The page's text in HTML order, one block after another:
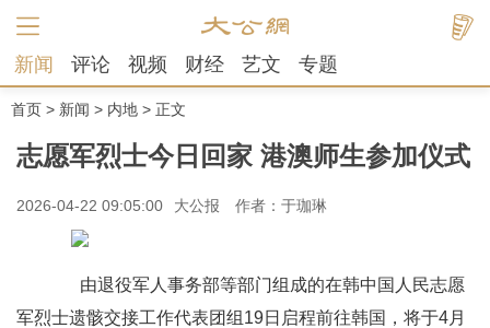
新闻 评论 视频 财经 艺文 专题
首页 > 新闻 > 内地 > 正文
志愿军烈士今日回家 港澳师生参加仪式
2026-04-22 09:05:00 大公报 作者：于珈琳
由退役军人事务部等部门组成的在韩中国人民志愿
军烈士遗骸交接工作代表团组19日启程前往韩国，将于4月